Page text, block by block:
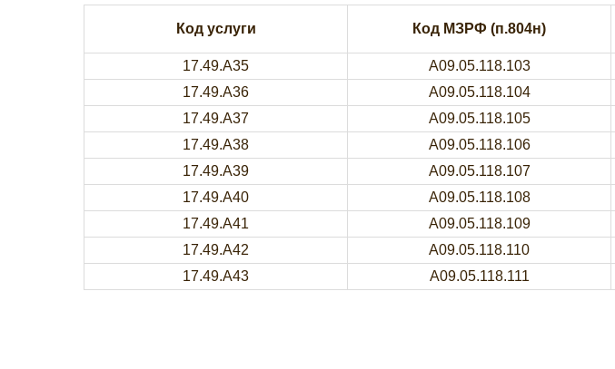
Код услуги Код МЗРФ (п.804н)
17.49.A35 A09.05.118.103
17.49.A36
A09.05.118.104
17.49.A37
A09.05.118.105
17.49.A38
A09.05.118.106
17.49.A39
A09.05.118.107
17.49.A40
A09.05.118.108
17.49.A41
A09.05.118.109
17.49.A42
A09.05.118.110
17.49.A43
A09.05.118.111